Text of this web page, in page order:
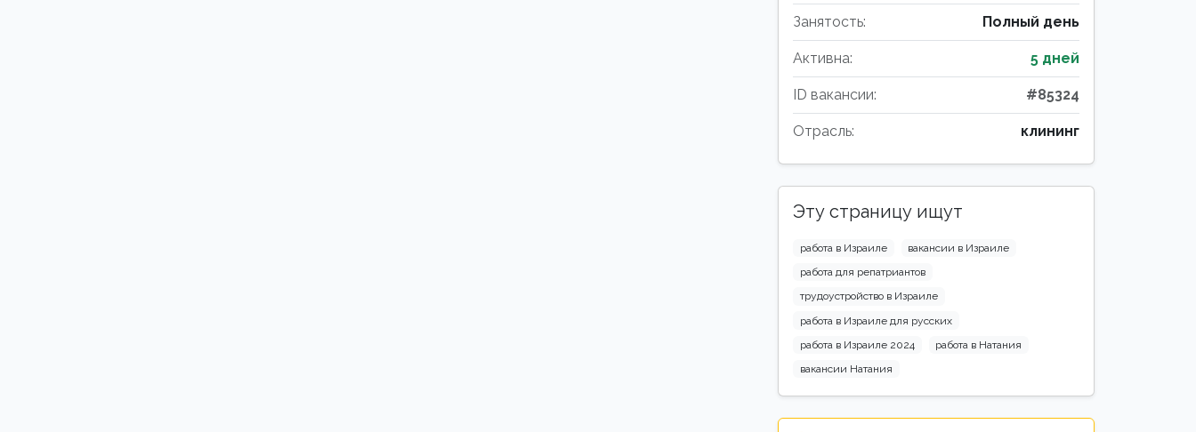
Занятость: Полный день
Активна: 5 дней
ID вакансии: #85324
Отрасль: клининг
Эту страницу ищут
работа в Израиле
вакансии в Израиле
работа для репатриантов
трудоустройство в Израиле
работа в Израиле для русских
работа в Израиле 2024
работа в Натания
вакансии Натания